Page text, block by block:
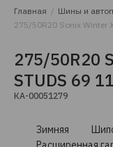
Главная
Шины и
275/50R20 Sonix Winter
275/50R20
STUDS 69
КА-00051279
Зимняя